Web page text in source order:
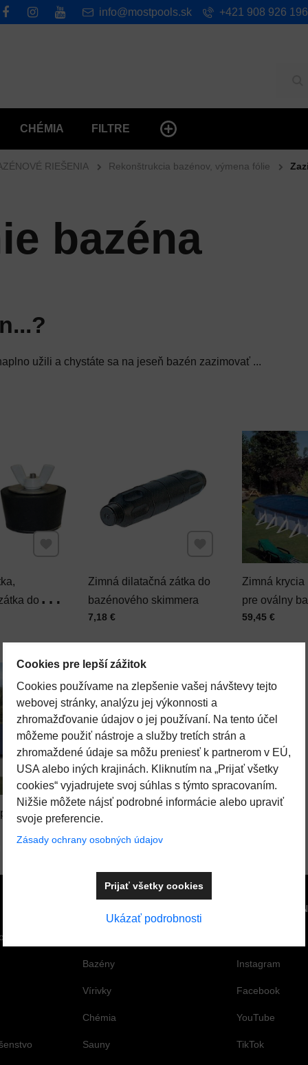
CHÉMIA FILTRE
info@mostpools.sk +421 908 926 196
RIEŠENIA Rekonštrukcia bazénov, výmena fólie
bazéna
užili a chystáte sa na jeseň bazén zazimovať ...
do
Zimná dilatačná zátka do
bazénového skimmera
Cena s DPH
7,18 €
Pridať k Obľúbeným
Zimná krycia
pre oválny
dĺžkou 5m
Cena s DPH
59,45 €
Ø
Do košíka
Pridať k Obľúbeným
Zimná krycia plachta
Cena s DPH50,23 €
Pred zľavou:
63,55 €
21% Pridať k Obľúbeným
Bazény
Vírivky
Chémia
Sauny
SPOJTE SA S
Instagram
Facebook
YouTube
TikTok
Cookies pre lepší zážitok
Cookies používame na zlepšenie vašej návštevy tejto
webovej stránky, analýzu jej výkonnosti a
zhromažďovanie údajov o jej používaní. Na tento účel
môžeme použiť nástroje a služby tretích strán a
zhromaždené údaje sa môžu preniesť k partnerom v EÚ,
USA alebo iných krajinách. Kliknutím na „Prijať všetky
cookies“ vyjadrujete svoj súhlas s týmto spracovaním.
Nižšie môžete nájsť podrobné informácie alebo upraviť
svoje preferencie.
Zásady ochrany osobných údajov
Ukázať podrobnosti
Prijať všetky cookies